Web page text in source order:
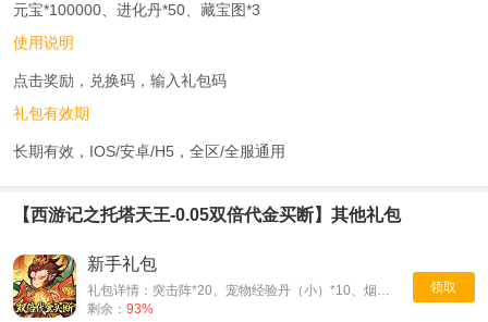
元宝*100000、进化丹*50、藏宝图*3
使用说明
点击奖励，兑换码，输入礼包码
礼包有效期
长期有效，IOS/安卓/H5，全区/全服通用
【西游记之托塔天王-0.05双倍代金买断】其他礼包
领取
新手礼包
礼包详情：突击阵*20、宠物经验丹（小）*10、烟雨升星卡*30
剩余： 93%